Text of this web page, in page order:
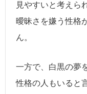
見やすいと考えら
曖昧さを嫌う性格
ん。
一方で、白黒の夢
性格の人もいると